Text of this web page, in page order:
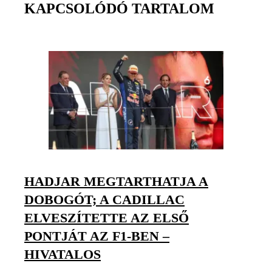
KAPCSOLÓDÓ TARTALOM
HADJAR MEGTARTHATJA A
DOBOGÓT; A CADILLAC
ELVESZÍTETTE AZ ELSŐ
PONTJÁT AZ F1-BEN –
HIVATALOS